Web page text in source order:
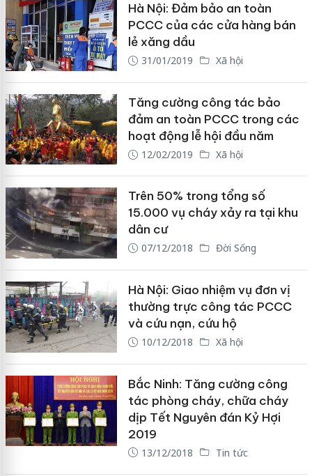
Hà Nội: Đảm bảo an toàn
PCCC của các cửa hàng bán
lẻ xăng dầu
31/01/2019 Xã hội
Tăng cường công tác bảo
đảm an toàn PCCC trong các
hoạt động lễ hội đầu năm
12/02/2019 Xã hội
Trên 50% trong tổng số
15.000 vụ cháy xảy ra tại khu
dân cư
07/12/2018 Đời Sống
Hà Nội: Giao nhiệm vụ đơn vị
thường trực công tác PCCC
và cứu nạn, cứu hộ
10/12/2018 Xã hội
Bắc Ninh: Tăng cường công
tác phòng cháy, chữa cháy
dịp Tết Nguyên đán Kỷ Hợi
2019
13/12/2018 Tin tức